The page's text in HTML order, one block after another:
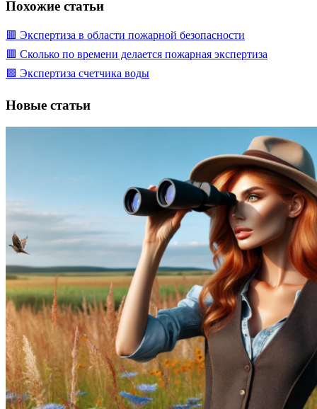
Похожие статьи
🟥 Экспертиза в области пожарной безопасности
🟥 Сколько по времени делается пожарная экспертиза
🟩 Экспертиза счетчика воды
Новые статьи